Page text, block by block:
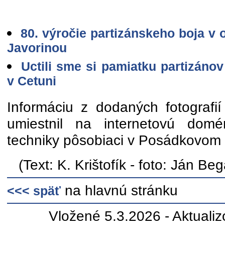
80. výročie partizánskeho boja v
Javorinou
Uctili sme si pamiatku
v Cetuni
Informáciu z dodaných
umiestnil na internetovú
techniky pôsobiaci v
(Text: K. Krištofík - foto: Ján
<<< späť na hlavnú stránku
Vložené 5.3.2026 -